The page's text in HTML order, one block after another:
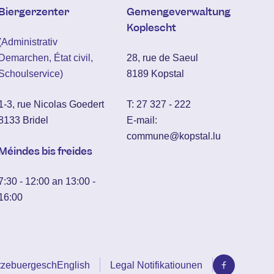
Demarchen, État civil,
3, rue Nicolas Goedert
Bridel
bis freides
- 12:00 an 13:00 -
Gemengeverwaltung
Koplescht
28, rue de Saeul
8189 Kopstal
T: 27 327 - 222
E-mail:
commune@kopstal.lu
English Legal Notifikatiounen